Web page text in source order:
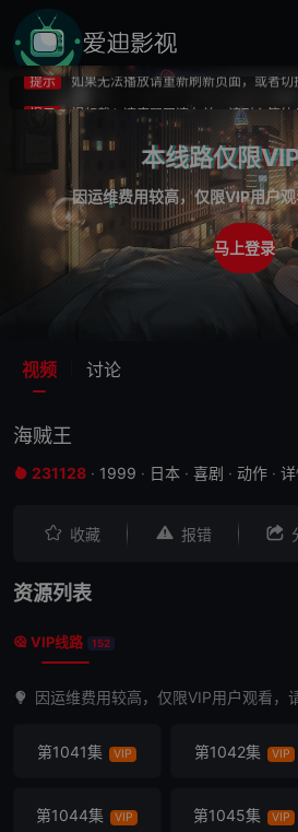
提示
提示
如果无法播放请重新刷新页面，或者切
提示
视频载入速度跟网速有关，请耐心等待
不要轻易相信视频中的广告，谨防上当
本线路仅限
因运维费用较高，仅限VIP用户
马上登录
视频 讨论
海贼王
 231128 · 1999 · 日本 · 喜剧 · 动作 ·
 收藏  报错 
资源列表
 VIP线路 152
因运维费用较高，仅限VIP用户观看，
第1023集 VIP
第1026集
第1038集 VIP 第1039集 VIP
第1041集 VIP 第1042集 VIP
第1044集 VIP 第1045集 VIP